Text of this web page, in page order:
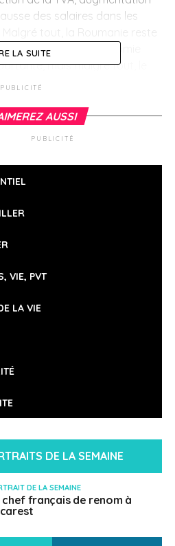
des salaires dans les
d’Europe. L’économie
mais malgré tout, le
de rejoindre la zone euro
LA SUITE
PUBLICITÉ
AUSSI
PUBLICITÉ
VIE, PVT
LA VIE
DE LA SEMAINE
DE LA SEMAINE
chef français de renom à